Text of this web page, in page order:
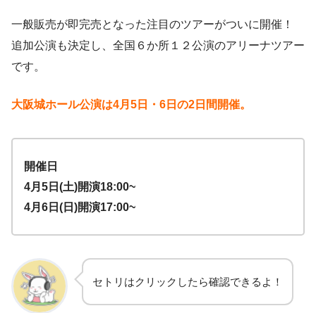
一般販売が即完売となった注目のツアーがついに開催！
追加公演も決定し、全国６か所１２公演のアリーナツアー
です。
大阪城ホール公演は4月5日・6日の2日間開催。
開催日
4月5日(土)開演18:00~
4月6日(日)開演17:00~
セトリはクリックしたら確認できるよ！